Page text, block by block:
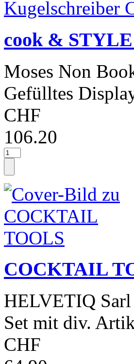
cook &
Moses Non
Gefülltes
CHF
106.20
COCKTAIL
HELVETIQ Sarl
Set mit div.
CHF